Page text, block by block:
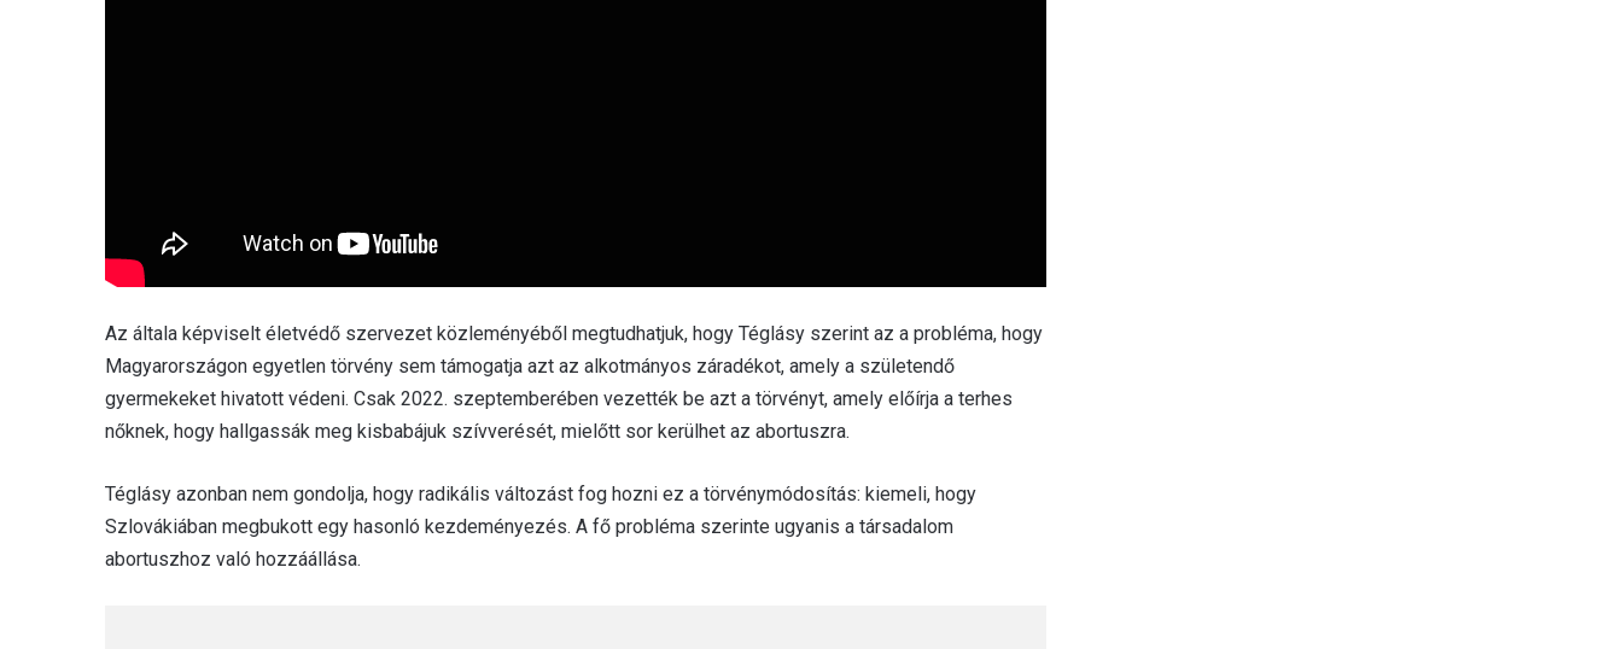
Az általa képviselt életvédő szervezet közleményéből megtudhatjuk, hogy Téglásy szerint az a probléma, hogy
Magyarországon egyetlen törvény sem támogatja azt az alkotmányos záradékot, amely a születendő
gyermekeket hivatott védeni. Csak 2022. szeptemberében vezették be azt a törvényt, amely előírja a terhes
nőknek, hogy hallgassák meg kisbabájuk szívverését, mielőtt sor kerülhet az abortuszra.
Téglásy azonban nem gondolja, hogy radikális változást fog hozni ez a törvénymódosítás: kiemeli, hogy
Szlovákiában megbukott egy hasonló kezdeményezés. A fő probléma szerinte ugyanis a társadalom
abortuszhoz való hozzáállása.